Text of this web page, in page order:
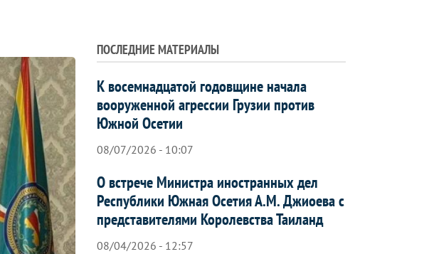
ПОСЛЕДНИЕ МАТЕРИАЛЫ
К восемнадцатой годовщине начала
вооруженной агрессии Грузии против
Южной Осетии
08/07/2026 - 10:07
О встрече Министра иностранных дел
Республики Южная Осетия А.М. Джиоева с
представителями Королевства Таиланд
08/04/2026 - 12:57